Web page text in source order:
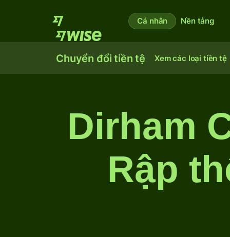
Cá nhân Nền tảng
Chuyển đổi tiền tệ Xem các loại tiền tệ
Dirham
Rập